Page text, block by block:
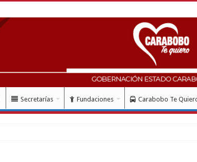
Secretarías Fundaciones Carabobo Te